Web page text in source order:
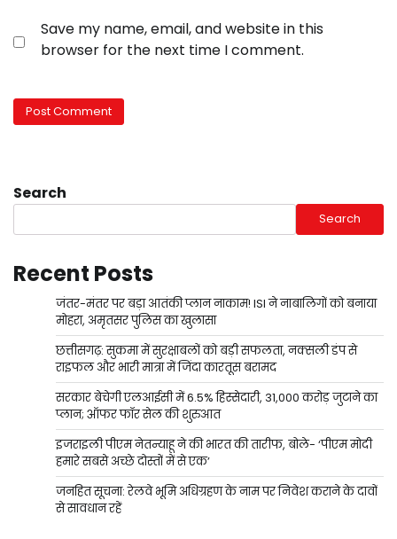
Save my name, email, and website in this
browser for the next time I comment.
Search
Search
Recent Posts
जंतर-मंतर पर बड़ा आतंकी प्लान नाकाम! ISI ने नाबालिगों को बनाया
मोहरा, अमृतसर पुलिस का खुलासा
छत्तीसगढ़: सुकमा में सुरक्षाबलों को बड़ी सफलता, नक्सली डंप से
राइफल और भारी मात्रा में जिंदा कारतूस बरामद
सरकार बेचेगी एलआईसी में 6.5% हिस्सेदारी, 31,000 करोड़ जुटाने का
प्लान; ऑफर फॉर सेल की शुरुआत
इजराइली पीएम नेतन्याहू ने की भारत की तारीफ, बोले- ‘पीएम मोदी
हमारे सबसे अच्छे दोस्तों में से एक’
जनहित सूचना: रेलवे भूमि अधिग्रहण के नाम पर निवेश कराने के दावों
से सावधान रहें